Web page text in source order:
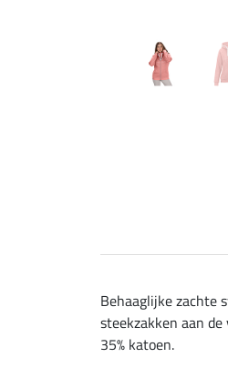
Behaaglijke zachte
steekzakken aan
35% katoen.